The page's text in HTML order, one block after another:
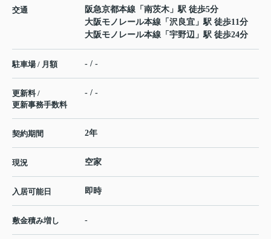
交通 阪急京都本線 「 南茨木 」駅 徒歩5分
大阪モノレール本線 「 沢良宜 」駅 徒歩11分
大阪モノレール本線 「 宇野辺 」駅 徒歩24分
駐車場 / 月額 - / -
更新料 /
更新事務手数料
- / -
契約期間 2年
現況 空家
入居可能日 即時
敷金積み増し -